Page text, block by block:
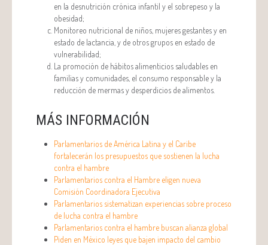
en la desnutrición crónica infantil y el sobrepeso y la
obesidad;
Monitoreo nutricional de niños, mujeres gestantes y en
estado de lactancia, y de otros grupos en estado de
vulnerabilidad;
La promoción de hábitos alimenticios saludables en
familias y comunidades, el consumo responsable y la
reducción de mermas y desperdicios de alimentos.
MÁS INFORMACIÓN
Parlamentarios de América Latina y el Caribe
fortalecerán los presupuestos que sostienen la lucha
contra el hambre
Parlamentarios contra el Hambre eligen nueva
Comisión Coordinadora Ejecutiva
Parlamentarios sistematizan experiencias sobre proceso
de lucha contra el hambre
Parlamentarios contra el hambre buscan alianza global
Piden en México leyes que bajen impacto del cambio